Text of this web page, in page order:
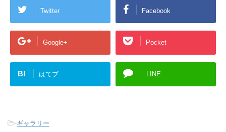
Twitter Facebook
Google+ Pocket
B! はてブ LINE
-ギャラリー